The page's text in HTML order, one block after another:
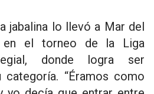
jabalina lo llevó a Mar del
en el torneo de la Liga
donde logra ser
categoría. “Éramos como